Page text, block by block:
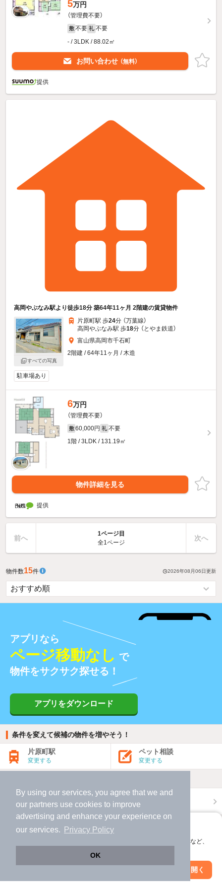
By using our services, you agree that we and
our partners use cookies to improve
advertising and enhance your experience on
our services.
Privacy Policy
OK
アプリに切り替えて、サクサクお部屋探し
会員登録なしですぐ使える。マップ検索やお気に入り保存など、
アプリを開く
5万円
（管理費不要）
敷 不要 礼 不要
- / 3LDK / 88.02㎡
お問い合わせ （無料）
提供
高岡やぶなみ駅より徒歩18分 築64年11ヶ月 2階建の賃貸物件
すべての写真
片原町駅 歩24分 （万葉線）
高岡やぶなみ駅 歩18分 （とやま鉄道）
富山県高岡市千石町
2階建 / 64年11ヶ月 / 木造
駐車場あり
6万円
（管理費不要）
敷 60,000円 礼 不要
1階 / 3LDK / 131.19㎡
物件詳細を見る
提供
前へ
1ページ目
全1ページ
次へ
物件数15件 2026年08月06日更新
アプリなら
ページ移動なし で
物件をサクサク探せる！
アプリをダウンロード
条件を変えて候補の物件を増やそう！
片原町駅
変更する
ペット相談
変更する
地図から探す
人気の条件
片原町駅 x 一人暮らし向け 片原町駅 x 2LDK 片原町駅 x 1LDK
片原町駅 x デザイナーズ 片原町駅 x ファミリー向け
絞り込み条件を変更